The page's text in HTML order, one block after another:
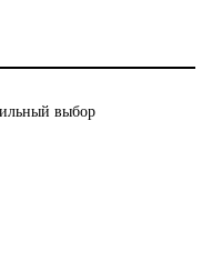
выбор